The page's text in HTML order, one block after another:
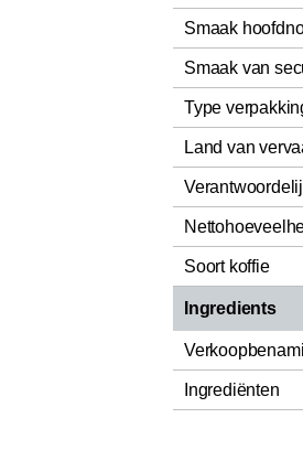
Smaak
Smaak van
Type
Land van
Soort koffie
Ingredients
Ingrediënten